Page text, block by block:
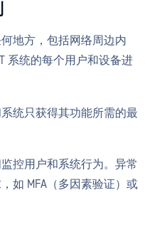
地方，包括网络周边内
系统的每个用户和设备进
统只获得其功能所需的最
控用户和系统行为。异常
如 MFA（多因素验证）或